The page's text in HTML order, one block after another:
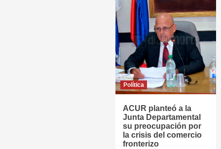
Política
ACUR planteó a la
Junta Departamental
su preocupación por
la crisis del comercio
fronterizo